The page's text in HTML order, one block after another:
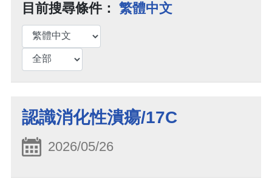
目前搜尋條件： 繁體中文
認識消化性潰瘍/17C
2026/05/26